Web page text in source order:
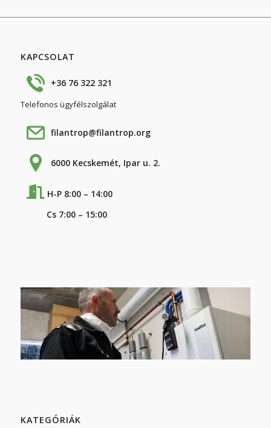
KAPCSOLAT
+36 76 322 321
Telefonos ügyfélszolgálat
filantrop@filantrop.org
6000 Kecskemét, Ipar u. 2.
H-P 8:00 – 14:00
Cs 7:00 – 15:00
KATEGÓRIÁK